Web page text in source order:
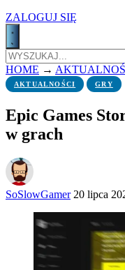
ZALOGUJ SIĘ
HOME →
AKTUALNOŚCI GRY
Epic Games
w grach
SoSlowGamer 20 lipca